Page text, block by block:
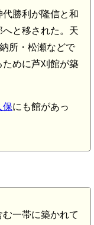
勝利が隆信と和
と移された。天
所・松瀬などで
めに芦刈館が築
保にも館があっ
一帯に築かれて